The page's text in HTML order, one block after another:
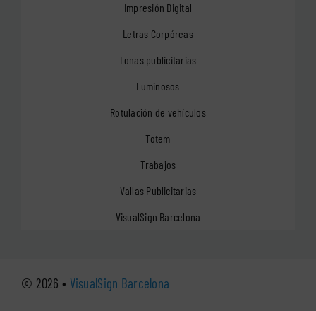
Impresión Digital
Letras Corpóreas
Lonas publicitarias
Luminosos
Rotulación de vehículos
Totem
Trabajos
Vallas Publicitarias
VisualSign Barcelona
© 2026 • VisualSign Barcelona